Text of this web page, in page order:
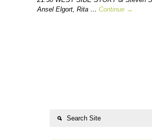
Ansel Elgort, Rita … Continue →